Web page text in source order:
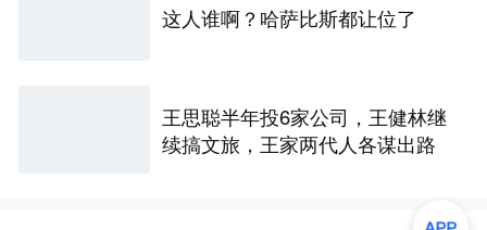
这人谁啊？哈萨比斯都让位了
王思聪半年投6家公司，王健林继
续搞文旅，王家两代人各谋出路